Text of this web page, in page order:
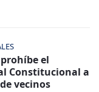
el
Constitucional a
vecinos